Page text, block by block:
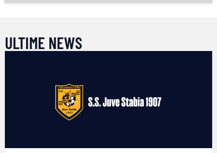
ULTIME NEWS